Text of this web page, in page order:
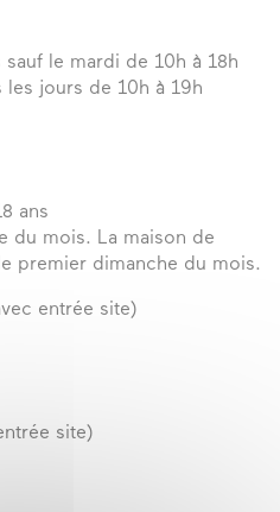
le mardi de 10h à 18h
jours de 10h à 19h
ans
du mois. La maison de
premier dimanche du mois.
entrée site)
site)